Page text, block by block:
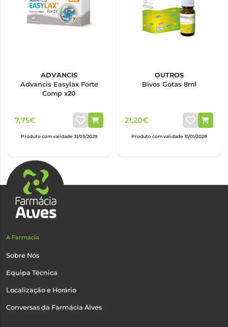
ADVANCIS
Advancis Easylax Forte
Comp x20
7,75€
Produto com validade 31/03/2029
OUTROS
Bivos Gotas 8ml
21,20€
Produto com validade 31/01/2028
A Farmácia
Sobre Nós
Equipa Técnica
Localização e Horário
Conversas da Farmácia Alves